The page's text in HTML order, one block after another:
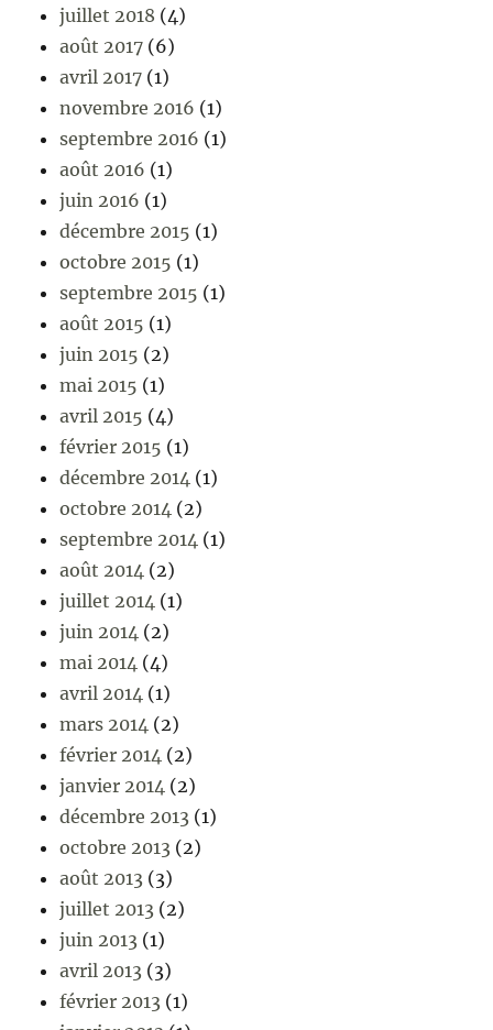
juillet 2018 (4)
août 2017 (6)
avril 2017 (1)
novembre 2016 (1)
septembre 2016 (1)
août 2016 (1)
juin 2016 (1)
décembre 2015 (1)
octobre 2015 (1)
septembre 2015 (1)
août 2015 (1)
juin 2015 (2)
mai 2015 (1)
avril 2015 (4)
février 2015 (1)
décembre 2014 (1)
octobre 2014 (2)
septembre 2014 (1)
août 2014 (2)
juillet 2014 (1)
juin 2014 (2)
mai 2014 (4)
avril 2014 (1)
mars 2014 (2)
février 2014 (2)
janvier 2014 (2)
décembre 2013 (1)
octobre 2013 (2)
août 2013 (3)
juillet 2013 (2)
juin 2013 (1)
avril 2013 (3)
février 2013 (1)